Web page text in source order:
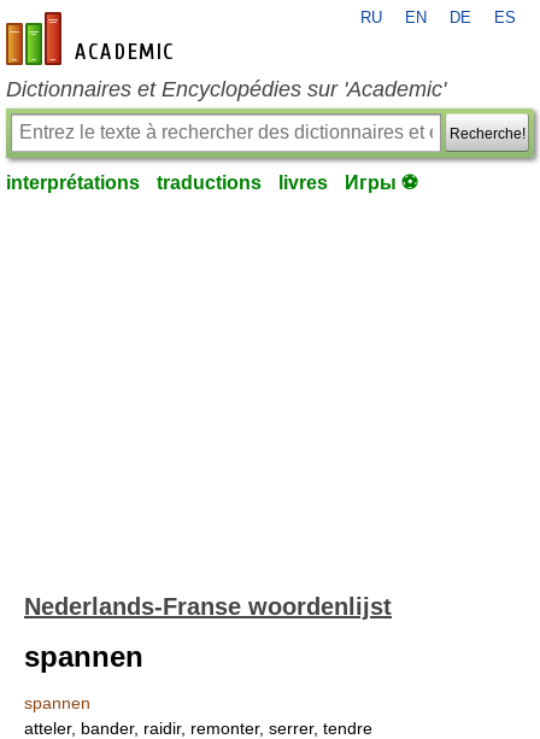
fr-academic.com
RU EN DE ES
Dictionnaires et Encyclopédies sur 'Academic'
Recherche!
interprétations traductions livres Игры ⚽
Nederlands-Franse woordenlijst
spannen
spannen
atteler, bander, raidir, remonter, serrer, tendre